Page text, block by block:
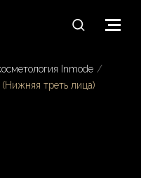
Inmode /
треть лица)